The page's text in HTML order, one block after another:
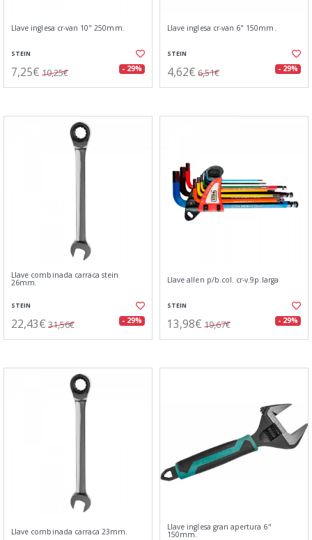
Llave inglesa cr-van 10" 250mm.
STEIN
7,25€ 10,25€ - 29%
Llave inglesa cr-van 6" 150mm.
STEIN
4,62€ 6,51€ - 29%
Llave combinada carraca stein
26mm.
STEIN
22,43€ 31,56€ - 29%
Llave allen p/b.col. cr-v.9p.larga
STEIN
13,98€ 19,67€ - 29%
Llave combinada carraca 23mm. Llave inglesa gran apertura 6"
150mm.